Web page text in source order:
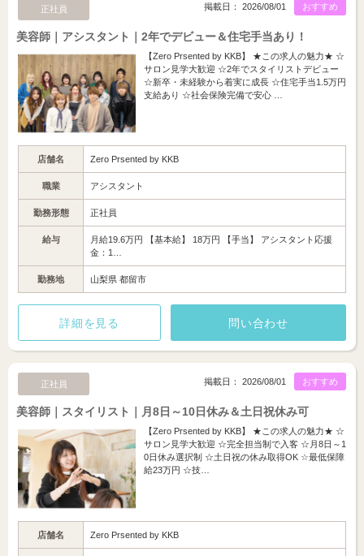
正社員 おすすめ
掲載日： 2026/08/01
美容師｜アシスタント｜2年でデビュー＆住宅手当あり！
【Zero Prsented by KKB】 ★この求人の魅力★ ☆
サロン見学大歓迎 ☆2年でスタイリストデビュー
☆新卒・未経験から着実に成長 ☆住宅手当1.5万円
支給あり ☆社会保険完備で安心 …
店舗名 Zero Prsented by KKB
職業 アシスタント
勤務形態 正社員
給与
月給19.6万円 【基本給】 18万円 【手当】 アシスタント応援
金：1…
勤務地 山梨県 都留市
詳細を見る 問い合わせ
正社員 おすすめ
掲載日： 2026/08/01
美容師｜スタイリスト｜月8日～10日休み＆土日祝休み可
【Zero Prsented by KKB】 ★この求人の魅力★ ☆
サロン見学大歓迎 ☆完全担当制で入客 ☆月8日～1
0日休み選択制 ☆土日祝の休み取得OK ☆最低保障
給23万円 ☆技…
店舗名 Zero Prsented by KKB